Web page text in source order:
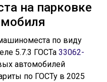
на парковке
по виду
5.7.3 ГОСТа33062-
автомобилей
по ГОСТу в 2025